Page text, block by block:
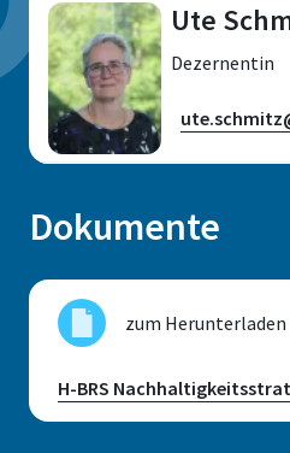
Ute
Dezernentin
Sankt Augustin
Raum
G 213
Dokumente
zum Herunterladen
H-BRS